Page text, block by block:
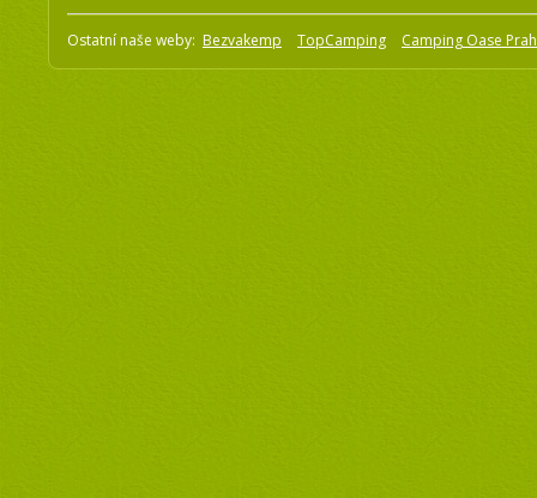
Ostatní naše weby: Bezvakemp TopCamping Camping Oase